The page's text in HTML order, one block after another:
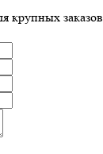
крупных заказов